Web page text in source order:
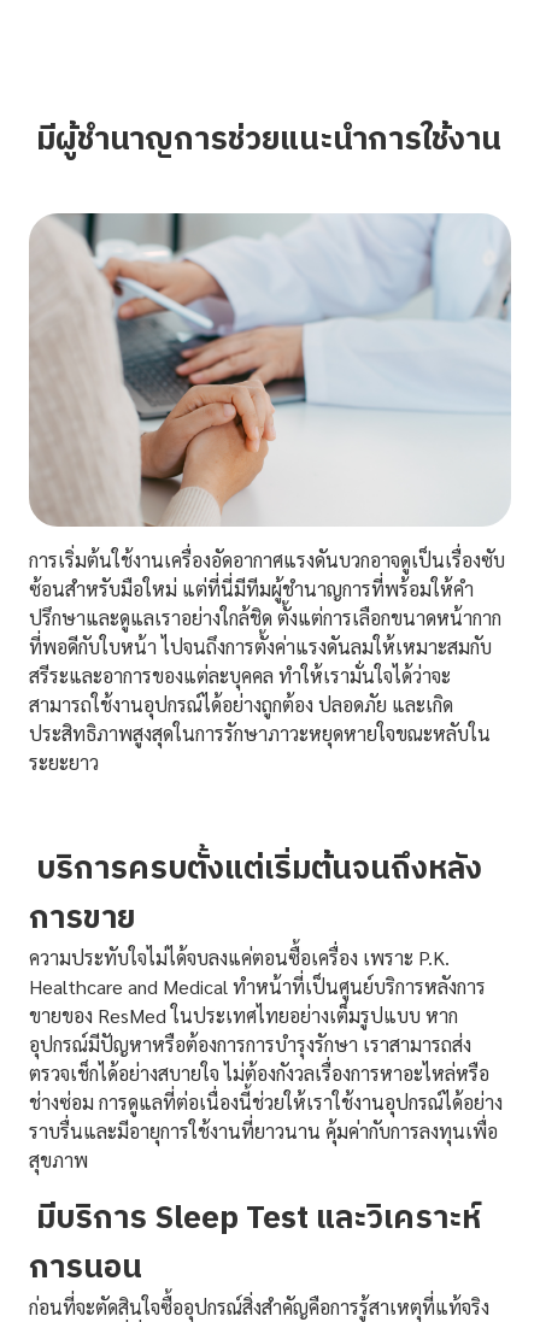
มีผู้ชำนาญการช่วยแนะนำการใช้งาน
การเริ่มต้นใช้งานเครื่องอัดอากาศแรงดันบวกอาจดูเป็นเรื่องซับ
ซ้อนสำหรับมือใหม่ แต่ที่นี่มีทีมผู้ชำนาญการที่พร้อมให้คำ
ปรึกษาและดูแลเราอย่างใกล้ชิด ตั้งแต่การเลือกขนาดหน้ากาก
ที่พอดีกับใบหน้า ไปจนถึงการตั้งค่าแรงดันลมให้เหมาะสมกับ
สรีระและอาการของแต่ละบุคคล ทำให้เรามั่นใจได้ว่าจะ
สามารถใช้งานอุปกรณ์ได้อย่างถูกต้อง ปลอดภัย และเกิด
ประสิทธิภาพสูงสุดในการรักษาภาวะหยุดหายใจขณะหลับใน
ระยะยาว
บริการครบตั้งแต่เริ่มต้นจนถึงหลัง
การขาย
ความประทับใจไม่ได้จบลงแค่ตอนซื้อเครื่อง เพราะ P.K.
Healthcare and Medical ทำหน้าที่เป็นศูนย์บริการหลังการ
ขายของ ResMed ในประเทศไทยอย่างเต็มรูปแบบ หาก
อุปกรณ์มีปัญหาหรือต้องการการบำรุงรักษา เราสามารถส่ง
ตรวจเช็กได้อย่างสบายใจ ไม่ต้องกังวลเรื่องการหาอะไหล่หรือ
ช่างซ่อม การดูแลที่ต่อเนื่องนี้ช่วยให้เราใช้งานอุปกรณ์ได้อย่าง
ราบรื่นและมีอายุการใช้งานที่ยาวนาน คุ้มค่ากับการลงทุนเพื่อ
สุขภาพ
มีบริการ Sleep Test และวิเคราะห์
การนอน
ก่อนที่จะตัดสินใจซื้ออุปกรณ์สิ่งสำคัญคือการรู้สาเหตุที่แท้จริง